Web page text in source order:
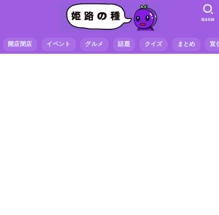
開店閉店 イベント グルメ 話題 クイズ まとめ 宣
SEARCH